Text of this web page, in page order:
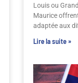
Louis ou
Maurice
adaptée aux
Lire la suite »